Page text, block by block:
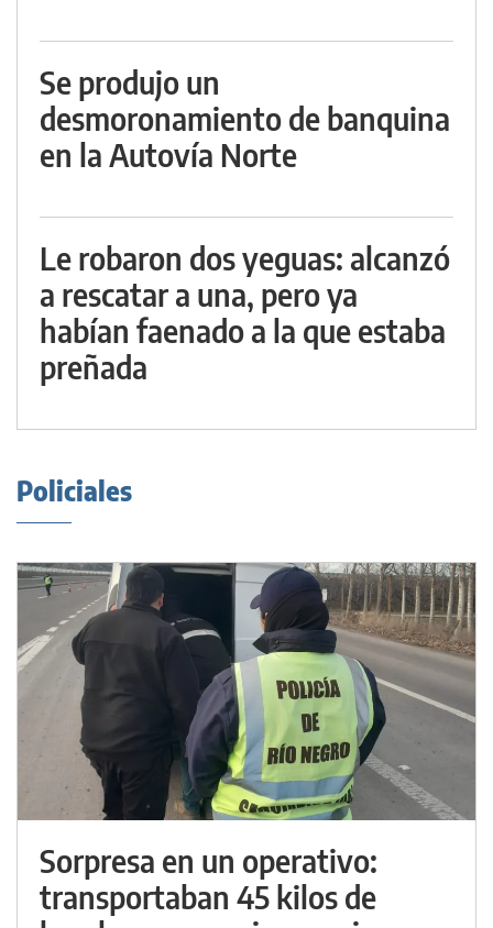
Se produjo un
desmoronamiento de banquina
en la Autovía Norte
Le robaron dos yeguas: alcanzó
a rescatar a una, pero ya
habían faenado a la que estaba
preñada
Policiales
Sorpresa en un operativo:
transportaban 45 kilos de